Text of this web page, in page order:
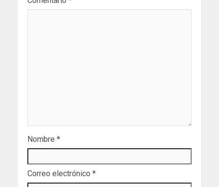
Nombre *
Correo electrónico *